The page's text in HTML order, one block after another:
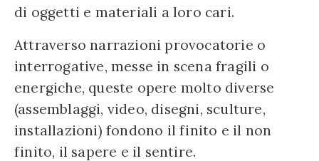
di oggetti e materiali a loro cari.
Attraverso narrazioni provocatorie o
interrogative, messe in scena fragili o
energiche, queste opere molto diverse
(assemblaggi, video, disegni, sculture,
installazioni) fondono il finito e il non
finito, il sapere e il sentire.